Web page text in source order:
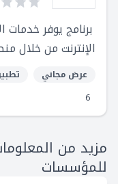
برنامج يوفر خدمات
الإنترنت من خلال
عرض مجاني
6
مزيد من
للمؤسسات